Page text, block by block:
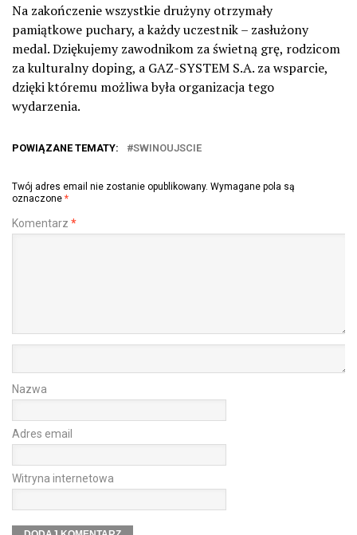
Na zakończenie wszystkie drużyny otrzymały
pamiątkowe puchary, a każdy uczestnik – zasłużony
medal. Dziękujemy zawodnikom za świetną grę, rodzicom
za kulturalny doping, a GAZ-SYSTEM S.A. za wsparcie,
dzięki któremu możliwa była organizacja tego
wydarzenia.
POWIĄZANE TEMATY: SWINOUJSCIE
Twój adres email nie zostanie opublikowany. Wymagane pola są
oznaczone *
Komentarz *
Nazwa
Adres email
Witryna internetowa